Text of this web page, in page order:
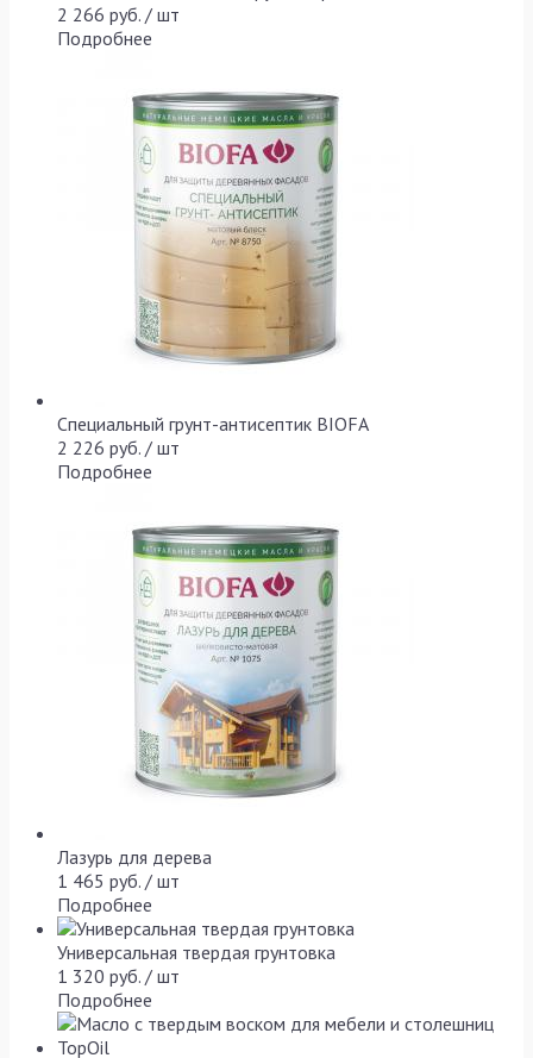
2 266 руб. / шт
Подробнее
Специальный грунт-антисептик BIOFA
2 226 руб. / шт
Подробнее
Лазурь для дерева
1 465 руб. / шт
Подробнее
Универсальная твердая грунтовка
1 320 руб. / шт
Подробнее